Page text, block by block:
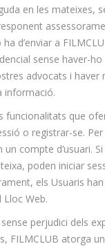
en les mateixes,
ha d’enviar a
sense haver-
advocats i
informació.
funcionalitats que
o registrar-se.
un compte d’usuari.
poden iniciar
els Usuaris
Lloc Web.
perjudici dels
FILMCLUB atorga